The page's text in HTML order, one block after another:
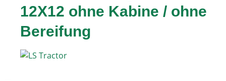
12X12 ohne Kabine / ohne
Bereifung